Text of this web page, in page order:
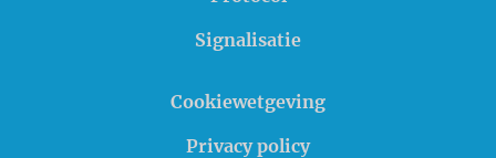
Signalisatie
Cookiewetgeving
Privacy policy